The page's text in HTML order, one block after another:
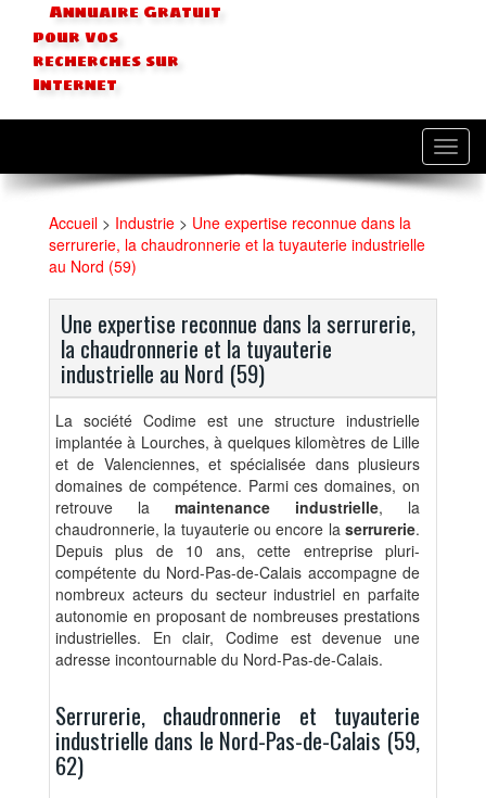
Annuaire Gratuit
pour vos
recherches sur
Internet
Accueil > Industrie > Une expertise reconnue dans la
serrurerie, la chaudronnerie et la tuyauterie industrielle
au Nord (59)
Une expertise reconnue dans la serrurerie,
la chaudronnerie et la tuyauterie
industrielle au Nord (59)
La société Codime est une structure industrielle
implantée à Lourches, à quelques kilomètres de Lille
et de Valenciennes, et spécialisée dans plusieurs
domaines de compétence. Parmi ces domaines, on
retrouve la maintenance industrielle, la
chaudronnerie, la tuyauterie ou encore la serrurerie.
Depuis plus de 10 ans, cette entreprise pluri-
compétente du Nord-Pas-de-Calais accompagne de
nombreux acteurs du secteur industriel en parfaite
autonomie en proposant de nombreuses prestations
industrielles. En clair, Codime est devenue une
adresse incontournable du Nord-Pas-de-Calais.
Serrurerie, chaudronnerie et tuyauterie
industrielle dans le Nord-Pas-de-Calais (59,
62)